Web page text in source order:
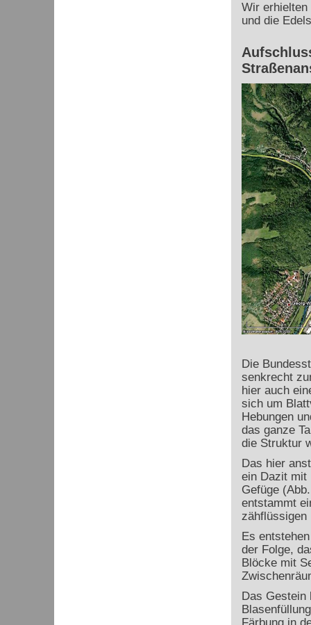
Wir erhielten
und die
Die
senkrecht
hier auch
sich um
Hebungen
das ganze
die Struktur
Das hier
ein Dazit mit
Gefüge
entstammt
zähflüssigen
Es
der Folge,
Blöcke mit
Das Gestein